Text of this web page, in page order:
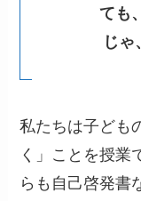
ても
じゃ
私たちは子ども
く」ことを授業
らも自己啓発書